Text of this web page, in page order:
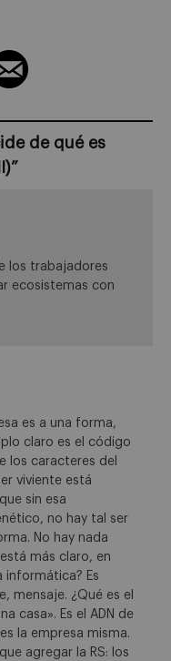
de qué es
”
los trabajadores
ecosistemas con
es a una forma,
claro es el código
los caracteres del
viviente está
sin esa
no hay tal ser
No hay nada
más claro, en
informática? Es
mensaje. ¿Qué es el
casa». Es el ADN de
la empresa misma.
agregar la RS: los